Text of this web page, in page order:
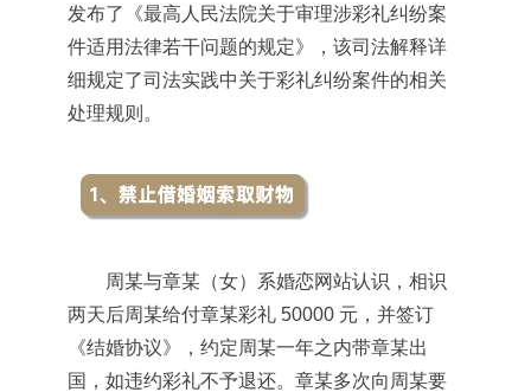
发布了《最高人民法院关于审理涉彩礼纠纷案
件适用法律若干问题的规定》，该司法解释详
细规定了司法实践中关于彩礼纠纷案件的相关
处理规则。
周某与章某（女）系婚恋网站认识，相识
两天后周某给付章某彩礼 50000 元，并签订
《结婚协议》，约定周某一年之内带章某出
国，如违约彩礼不予退还。章某多次向周某要